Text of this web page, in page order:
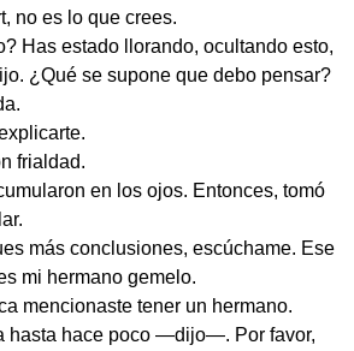
no es lo que crees.
Has estado llorando, ocultando esto,
¿Qué se supone que debo pensar?
frialdad.
en los ojos. Entonces, tomó
más conclusiones, escúchame. Ese
mi hermano gemelo.
mencionaste tener un hermano.
hasta hace poco —dijo—. Por favor,